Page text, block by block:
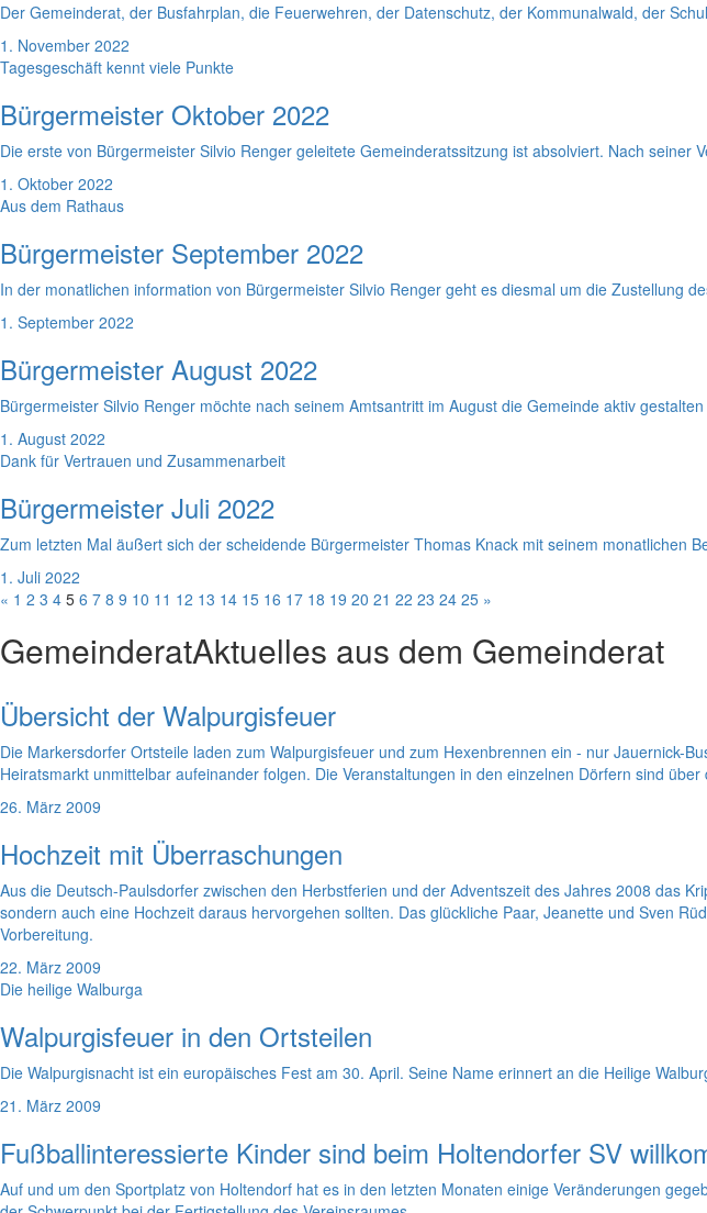
Der Gemeinderat, der Busfahrplan, die Feuerwehren, der Datenschutz, der Kommunalwald, der
1. November 2022
Tagesgeschäft kennt viele Punkte
Bürgermeister Oktober 2022
Die erste von Bürgermeister Silvio Renger geleitete Gemeinderatssitzung ist absolviert. Nach
1. Oktober 2022
Aus dem Rathaus
Bürgermeister September 2022
In der monatlichen information von Bürgermeister Silvio Renger geht es diesmal um die Zustellung
1. September 2022
Bürgermeister August 2022
Bürgermeister Silvio Renger möchte nach seinem Amtsantritt im August die Gemeinde aktiv
1. August 2022
Dank für Vertrauen und Zusammenarbeit
Bürgermeister Juli 2022
Zum letzten Mal äußert sich der scheidende Bürgermeister Thomas Knack mit seinem monatlichen
1. Juli 2022
« 1 2 3 4 5 6 7 8 9 10 11 12 13 14 15 16 17 18 19 20 21 22 23 24 25 »
GemeinderatAktuelles aus dem Gemeinderat
Übersicht der Walpurgisfeuer
Die Markersdorfer Ortsteile laden zum Walpurgisfeuer und zum Hexenbrennen ein - nur Jauernick-
Heiratsmarkt unmittelbar aufeinander folgen. Die Veranstaltungen in den einzelnen Dörfern sind
26. März 2009
Hochzeit mit Überraschungen
Aus die Deutsch-Paulsdorfer zwischen den Herbstferien und der Adventszeit des Jahres 2008 das
sondern auch eine Hochzeit daraus hervorgehen sollten. Das glückliche Paar, Jeanette und Sven
Vorbereitung.
22. März 2009
Die heilige Walburga
Walpurgisfeuer in den Ortsteilen
Die Walpurgisnacht ist ein europäisches Fest am 30. April. Seine Name erinnert an die Heilige
21. März 2009
Fußballinteressierte Kinder sind beim Holtendorfer SV
Auf und um den Sportplatz von Holtendorf hat es in den letzten Monaten einige Veränderungen